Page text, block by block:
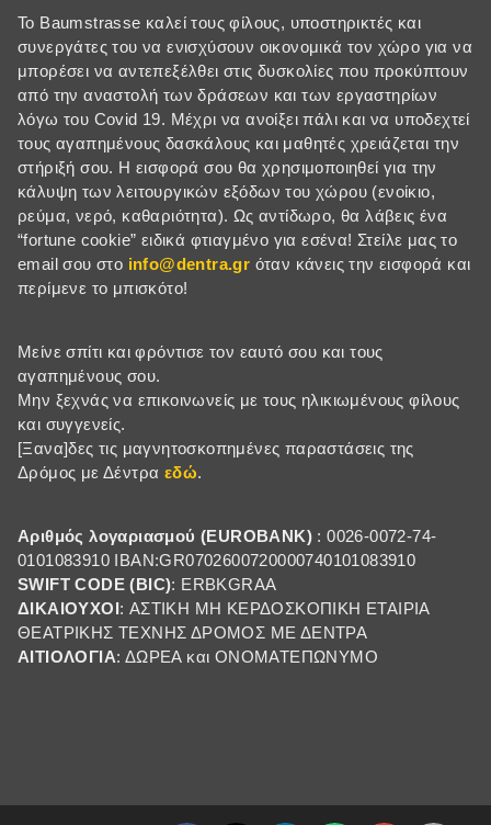
Το Baumstrasse καλεί τους φίλους, υποστηρικτές και
συνεργάτες του να ενισχύσουν οικονομικά τον χώρο για να
μπορέσει να αντεπεξέλθει στις δυσκολίες που προκύπτουν
από την αναστολή των δράσεων και των εργαστηρίων
λόγω του Covid 19. Μέχρι να ανοίξει πάλι και να υποδεχτεί
τους αγαπημένους δασκάλους και μαθητές χρειάζεται την
στήριξή σου. Η εισφορά σου θα χρησιμοποιηθεί για την
κάλυψη των λειτουργικών εξόδων του χώρου (ενοίκιο,
ρεύμα, νερό, καθαριότητα). Ως αντίδωρο, θα λάβεις ένα
“fortune cookie” ειδικά φτιαγμένο για εσένα! Στείλε μας το
email σου στο info@dentra.gr όταν κάνεις την εισφορά και
περίμενε το μπισκότο!
Μείνε σπίτι και φρόντισε τον εαυτό σου και τους
αγαπημένους σου.
Μην ξεχνάς να επικοινωνείς με τους ηλικιωμένους φίλους
και συγγενείς.
[Ξανα]δες τις μαγνητοσκοπημένες παραστάσεις της
Δρόμος με Δέντρα εδώ.
Αριθμός λογαριασμού (EUROBANK) : 0026-0072-74-
0101083910 IBAN:GR0702600720000740101083910
SWIFT CODE (BIC): ERBKGRAA
ΔΙΚΑΙΟΥΧΟI: ΑΣΤΙΚΗ ΜΗ ΚΕΡΔΟΣΚΟΠΙΚΗ ΕΤΑΙΡΙΑ
ΘΕΑΤΡΙΚΗΣ ΤΕΧΝΗΣ ΔΡΟΜΟΣ ΜΕ ΔΕΝΤΡΑ
ΑΙΤΙΟΛΟΓΙΑ: ΔΩΡΕΑ και ΟΝΟΜΑΤΕΠΩΝΥΜΟ